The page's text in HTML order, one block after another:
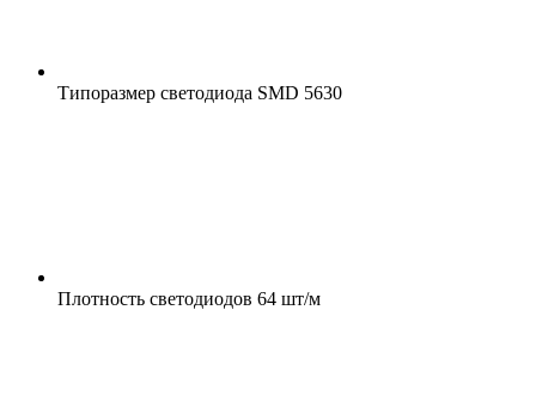
Типоразмер светодиода SMD 5630
Плотность светодиодов 64 шт/м